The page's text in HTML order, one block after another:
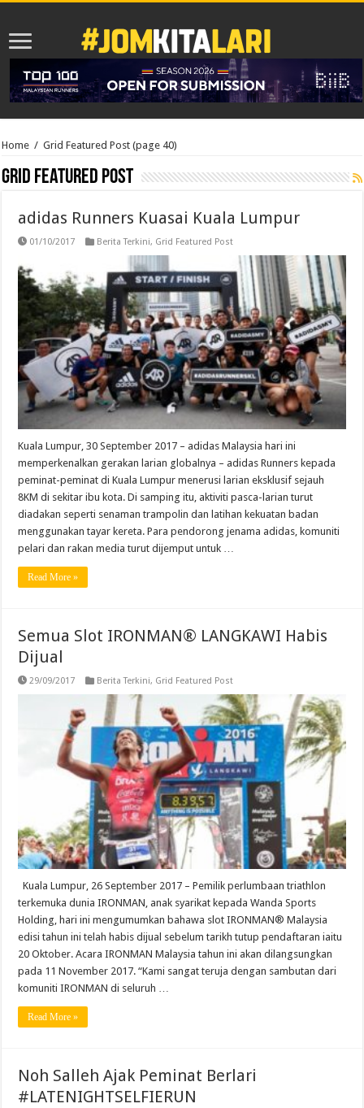
Home / Grid Featured Post (page 40)
Grid Featured Post
adidas Runners Kuasai Kuala Lumpur
01/10/2017 Berita Terkini, Grid Featured Post
Kuala Lumpur, 30 September 2017 – adidas Malaysia hari ini
memperkenalkan gerakan larian globalnya – adidas Runners kepada
peminat-peminat di Kuala Lumpur menerusi larian eksklusif sejauh
8KM di sekitar ibu kota. Di samping itu, aktiviti pasca-larian turut
diadakan seperti senaman trampolin dan latihan kekuatan badan
menggunakan tayar kereta. Para pendorong jenama adidas, komuniti
pelari dan rakan media turut dijemput untuk …
Read More »
Semua Slot IRONMAN® LANGKAWI Habis
Dijual
29/09/2017 Berita Terkini, Grid Featured Post
Kuala Lumpur, 26 September 2017 – Pemilik perlumbaan triathlon
terkemuka dunia IRONMAN, anak syarikat kepada Wanda Sports
Holding, hari ini mengumumkan bahawa slot IRONMAN® Malaysia
edisi tahun ini telah habis dijual sebelum tarikh tutup pendaftaran iaitu
20 Oktober. Acara IRONMAN Malaysia tahun ini akan dilangsungkan
pada 11 November 2017. “Kami sangat teruja dengan sambutan dari
komuniti IRONMAN di seluruh …
Read More »
Noh Salleh Ajak Peminat Berlari
#LATENIGHTSELFIERUN